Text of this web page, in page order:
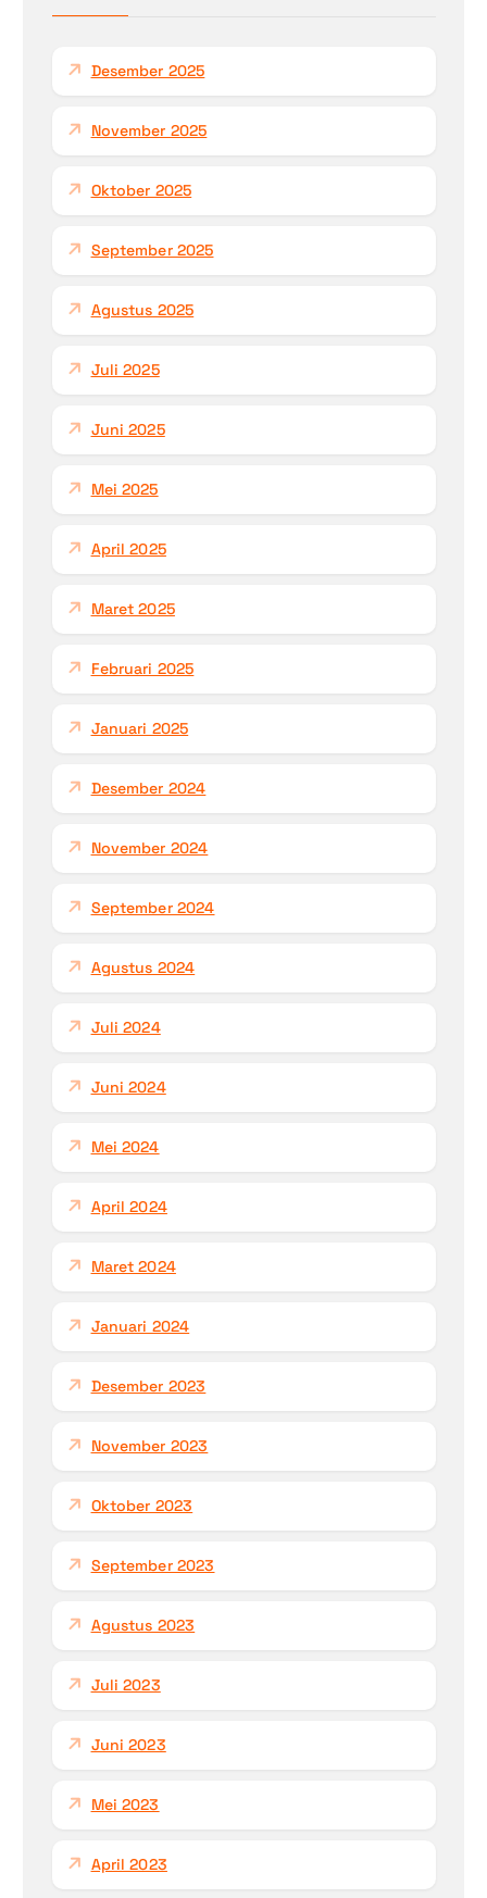
Desember 2025
November 2025
Oktober 2025
September 2025
Agustus 2025
Juli 2025
Juni 2025
Mei 2025
April 2025
Maret 2025
Februari 2025
Januari 2025
Desember 2024
November 2024
September 2024
Agustus 2024
Juli 2024
Juni 2024
Mei 2024
April 2024
Maret 2024
Januari 2024
Desember 2023
November 2023
Oktober 2023
September 2023
Agustus 2023
Juli 2023
Juni 2023
Mei 2023
April 2023